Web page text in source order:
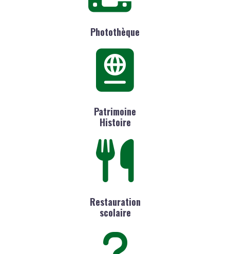
Photothèque
Patrimoine
Histoire
Restauration
scolaire